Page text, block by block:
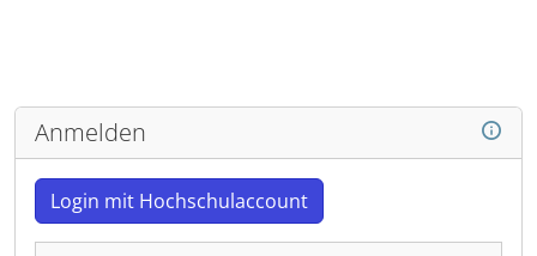
Anmelden
Login mit Hochschulaccount